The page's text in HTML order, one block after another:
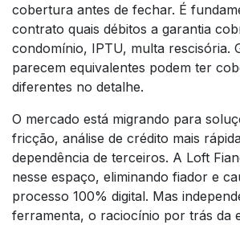
cobertura antes de fechar. É
contrato quais débitos a garantia
condomínio, IPTU, multa rescisória.
parecem equivalentes podem ter
diferentes no detalhe.
O mercado está migrando para
fricção, análise de crédito mais
dependência de terceiros. A Loft
nesse espaço, eliminando fiador e
processo 100% digital. Mas
ferramenta, o raciocínio por trás da